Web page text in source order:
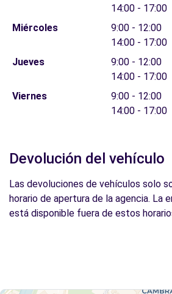
14:00 - 17:00
Miércoles
9:00 - 12:00
14:00 - 17:00
Jueves
9:00 - 12:00
14:00 - 17:00
Viernes
9:00 - 12:00
14:00 - 17:00
Devolución del vehículo
Las devoluciones de vehículos solo
horario de apertura de la agencia. La
está disponible fuera de estos